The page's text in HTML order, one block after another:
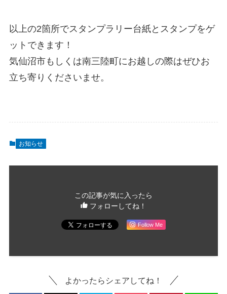
以上の2箇所でスタンプラリー台紙とスタンプをゲ
ットできます！
気仙沼市もしくは南三陸町にお越しの際はぜひお
立ち寄りくださいませ。
お知らせ
この記事が気に入ったら
フォローしてね！
Follow Me
よかったらシェアしてね！